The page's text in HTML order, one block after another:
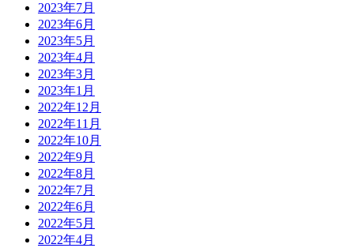
2023年7月
2023年6月
2023年5月
2023年4月
2023年3月
2023年1月
2022年12月
2022年11月
2022年10月
2022年9月
2022年8月
2022年7月
2022年6月
2022年5月
2022年4月